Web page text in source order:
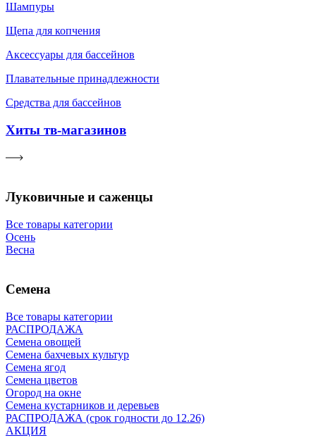
Шампуры
Щепа для копчения
Аксессуары для бассейнов
Плавательные принадлежности
Средства для бассейнов
Хиты тв-магазинов
Луковичные и саженцы
Все товары категории
Осень
Весна
Семена
Все товары категории
РАСПРОДАЖА
Семена овощей
Семена бахчевых культур
Семена ягод
Семена цветов
Огород на окне
Семена кустарников и деревьев
РАСПРОДАЖА (срок годности до 12.26)
АКЦИЯ